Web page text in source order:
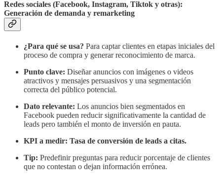
Redes sociales (Facebook, Instagram, Tiktok y otras):
Generación de demanda y remarketing
¿Para qué se usa? Para captar clientes en etapas iniciales del
proceso de compra y generar reconocimiento de marca.
Punto clave: Diseñar anuncios con imágenes o videos
atractivos y mensajes persuasivos y una segmentación
correcta del público potencial.
Dato relevante: Los anuncios bien segmentados en
Facebook pueden reducir significativamente la cantidad de
leads pero también el monto de inversión en pauta.
KPI a medir: Tasa de conversión de leads a citas.
Tip: Predefinir preguntas para reducir porcentaje de clientes
que no contestan o dejan información errónea.